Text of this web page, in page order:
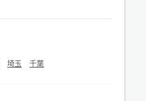
埼玉 千葉